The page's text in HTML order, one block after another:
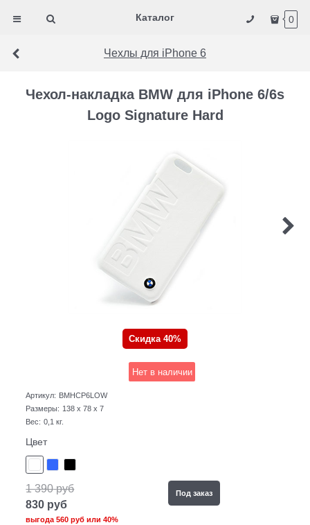
Каталог 0
Чехлы для iPhone 6
Чехол-накладка BMW для iPhone 6/6s
Logo Signature Hard
Скидка 40%
Нет в наличии
Артикул: BMHCP6LOW
Размеры: 138 x 78 x 7
Вес: 0,1 кг.
Цвет
1 390 руб
830 руб
выгода560 руб или40%
Под заказ